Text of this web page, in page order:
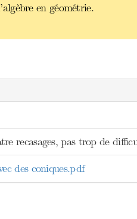
en géométrie.
recasages, pas trop de
des coniques.pdf